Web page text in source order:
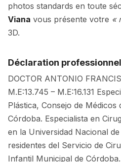
photos standards en toute
Viana vous présente votre «
3D.
Déclaration
DOCTOR ANTONIO
M.E:13.745 – M.E:16.131
Plástica, Consejo de Médicos
Córdoba. Especialista en
en la Universidad Nacional
residentes del Servicio de
Infantil Municipal de